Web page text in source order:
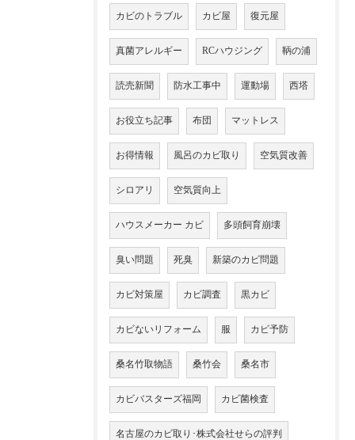
カビのトラブル カビ屋 復元屋
真菌アレルギー RCハウジング 鞆の浦
読売新聞 防水工事中 運動場 西塔
お役立ち記事 布団 マットレス
お得情報 風呂のカビ取り 空気質改善
シロアリ 空気質向上
ハウスメーカー カビ 多頭飼育崩壊
臭い問題 死臭 新築のカビ問題
カビ対策屋 カビ調査 黒カビ
カビないリフォーム 服 カビ予防
桑名竹取物語 桑竹会 桑名市
カビバスターズ福岡 カビ菌検査
名古屋のカビ取り･株式会社せらの評判